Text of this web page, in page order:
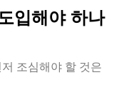
입해야 하나
조심해야 할 것은